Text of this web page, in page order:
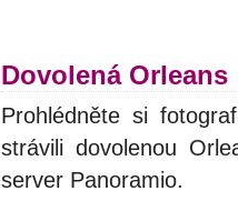
Dovolená Orleans
Prohlédněte si
strávili dovolenou
server Panoramio.